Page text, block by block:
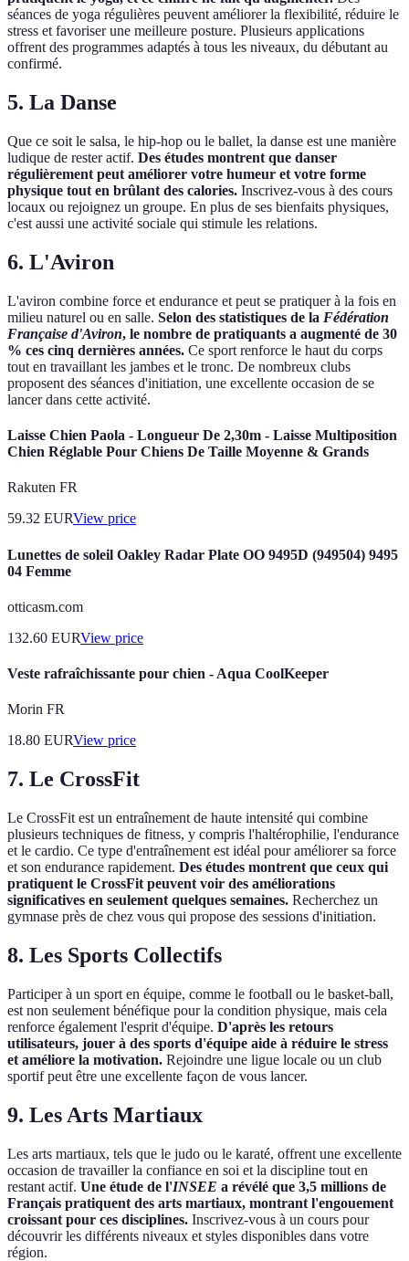
séances de yoga régulières peuvent améliorer la flexibilité, réduire le
stress et favoriser une meilleure posture. Plusieurs applications
offrent des programmes adaptés à tous les niveaux, du débutant au
confirmé.
5. La Danse
Que ce soit le salsa, le hip-hop ou le ballet, la danse est une manière
ludique de rester actif. Des études montrent que danser
régulièrement peut améliorer votre humeur et votre forme
physique tout en brûlant des calories. Inscrivez-vous à des cours
locaux ou rejoignez un groupe. En plus de ses bienfaits physiques,
c'est aussi une activité sociale qui stimule les relations.
6. L'Aviron
L'aviron combine force et endurance et peut se pratiquer à la fois en
milieu naturel ou en salle. Selon des statistiques de la Fédération
Française d'Aviron, le nombre de pratiquants a augmenté de 30
% ces cinq dernières années. Ce sport renforce le haut du corps
tout en travaillant les jambes et le tronc. De nombreux clubs
proposent des séances d'initiation, une excellente occasion de se
lancer dans cette activité.
Laisse Chien Paola - Longueur De 2,30m - Laisse Multiposition
Chien Réglable Pour Chiens De Taille Moyenne & Grands
Rakuten FR
59.32 EURView price
Lunettes de soleil Oakley Radar Plate OO 9495D (949504) 9495
04 Femme
otticasm.com
132.60 EURView price
Veste rafraîchissante pour chien - Aqua CoolKeeper
Morin FR
18.80 EURView price
7. Le CrossFit
Le CrossFit est un entraînement de haute intensité qui combine
plusieurs techniques de fitness, y compris l'haltérophilie, l'endurance
et le cardio. Ce type d'entraînement est idéal pour améliorer sa force
et son endurance rapidement. Des études montrent que ceux qui
pratiquent le CrossFit peuvent voir des améliorations
significatives en seulement quelques semaines. Recherchez un
gymnase près de chez vous qui propose des sessions d'initiation.
8. Les Sports Collectifs
Participer à un sport en équipe, comme le football ou le basket-ball,
est non seulement bénéfique pour la condition physique, mais cela
renforce également l'esprit d'équipe. D'après les retours
utilisateurs, jouer à des sports d'équipe aide à réduire le stress
et améliore la motivation. Rejoindre une ligue locale ou un club
sportif peut être une excellente façon de vous lancer.
9. Les Arts Martiaux
Les arts martiaux, tels que le judo ou le karaté, offrent une excellente
occasion de travailler la confiance en soi et la discipline tout en
restant actif. Une étude de l'INSEE a révélé que 3,5 millions de
Français pratiquent des arts martiaux, montrant l'engouement
croissant pour ces disciplines. Inscrivez-vous à un cours pour
découvrir les différents niveaux et styles disponibles dans votre
région.